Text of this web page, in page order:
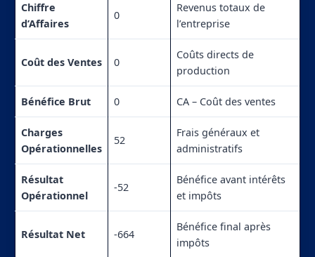
Chiffre
d’Affaires
0
Revenus totaux de
l’entreprise
Coût des Ventes 0
Coûts directs de
production
Bénéfice Brut 0 CA – Coût des ventes
Charges
Opérationnelles
52
Frais généraux et
administratifs
Résultat
Opérationnel
-52
Bénéfice avant intérêts
et impôts
Résultat Net -664
Bénéfice final après
impôts